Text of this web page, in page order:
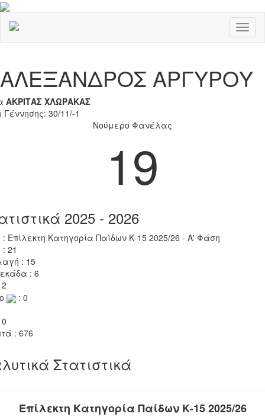
ΑΛΕΞΑΝΔΡΟΣ ΑΡΓΥΡΟΥ
ΑΚΡΙΤΑΣ ΧΛΩΡΑΚΑΣ
30/11/-1
Νούμερο Φανέλας
19
2025 - 2026
: Επίλεκτη Κατηγορία Παίδων Κ-15 2025/26 - Α' Φάση
21
: 15
: 6
: 0
: 676
Στατιστικά
Επίλεκτη Κατηγορία Παίδων Κ-15 2025/26